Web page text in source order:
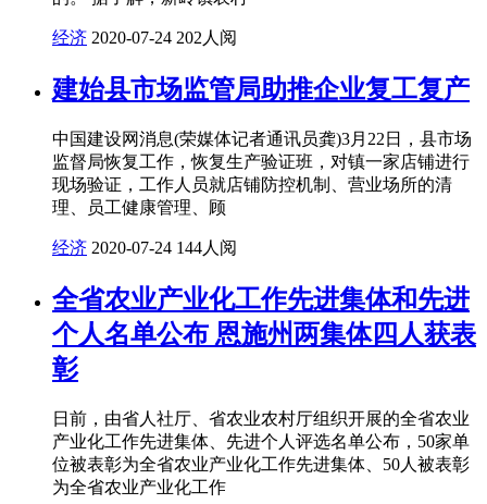
经济 2020-07-24 202人阅
建始县市场监管局助推企业复工复产
中国建设网消息(荣媒体记者通讯员龚)3月22日，县市场
监督局恢复工作，恢复生产验证班，对镇一家店铺进行
现场验证，工作人员就店铺防控机制、营业场所的清
理、员工健康管理、顾
经济 2020-07-24 144人阅
全省农业产业化工作先进集体和先进
个人名单公布 恩施州两集体四人获表
彰
日前，由省人社厅、省农业农村厅组织开展的全省农业
产业化工作先进集体、先进个人评选名单公布，50家单
位被表彰为全省农业产业化工作先进集体、50人被表彰
为全省农业产业化工作